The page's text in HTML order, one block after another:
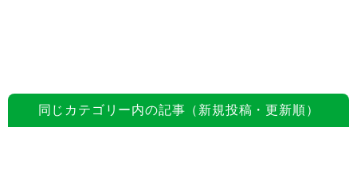
同じカテゴリー内の記事（新規投稿・更新順）